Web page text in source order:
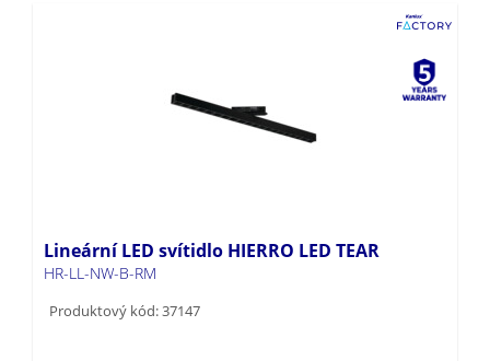
Lineární LED svítidlo HIERRO LED TEAR
HR-LL-NW-B-RM
Produktový kód: 37147